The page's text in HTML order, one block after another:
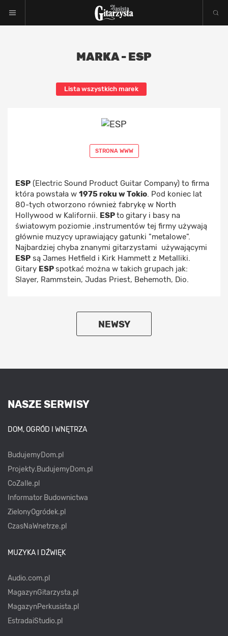
MARKA - ESP
Lista wszystkich marek
STRONA WWW
ESP (Electric Sound Product Guitar Company) to firma
która powstała w 1975 roku w Tokio. Pod koniec lat
80-tych otworzono również fabrykę w North
Hollywood w Kalifornii. ESPto gitary i basy na
światowym poziomie ,instrumentów tej firmy używają
głównie muzycy uprawiający gatunki "metalowe".
Najbardziej chyba znanymi gitarzystami używającymi
ESP są James Hetfield i Kirk Hammett z Metalliki.
Gitary ESPspotkać można w takich grupach jak:
Slayer, Rammstein, Judas Priest, Behemoth, Dio.
NEWSY
NASZE SERWISY
DOM, OGRÓD I WNĘTRZA
BudujemyDom.pl
Projekty.BudujemyDom.pl
CoZaIle.pl
Informator Budownictwa
ZielonyOgródek.pl
CzasNaWnetrze.pl
MUZYKA I DŹWIĘK
Audio.com.pl
MagazynGitarzysta.pl
MagazynPerkusista.pl
EstradaiStudio.pl